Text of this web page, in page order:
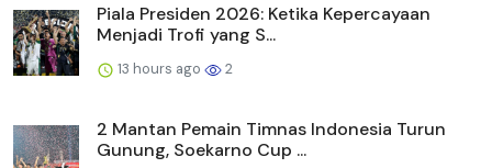
Piala Presiden 2026: Ketika Kepercayaan
Menjadi Trofi yang S...
13 hours ago 2
2 Mantan Pemain Timnas Indonesia Turun
Gunung, Soekarno Cup ...